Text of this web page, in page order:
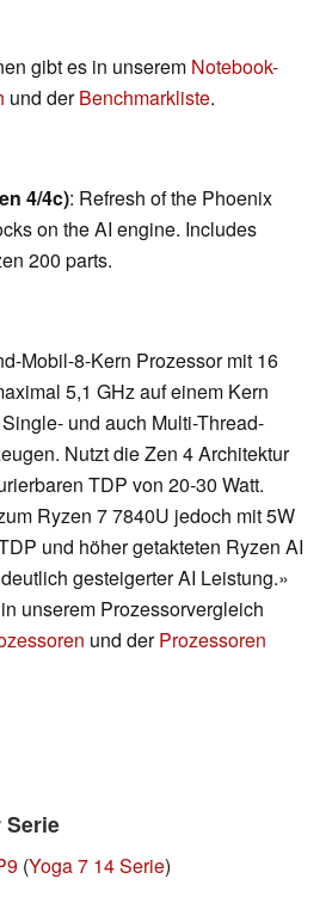
gibt es in unserem Notebook-
und derBenchmarkliste.
4/4c): Refresh of the Phoenix
on the AI engine. Includes
200 parts.
Mobil-8-Kern Prozessor mit 16
5,1 GHz auf einem Kern
und auch Multi-Thread-
Nutzt die Zen 4 Architektur
TDP von 20-30 Watt.
Ryzen 7 7840U jedoch mit 5W
und höher getakteten Ryzen AI
gesteigerter AI Leistung.»
unserem Prozessorvergleich
und derProzessoren
Serie
(Yoga 7 14 Serie)